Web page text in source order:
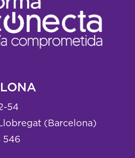
54
(Barcelona)
546